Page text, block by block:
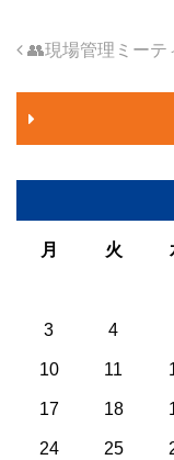
👥現場管理ミー
月 火
3 4
10 11
17 18
24 25